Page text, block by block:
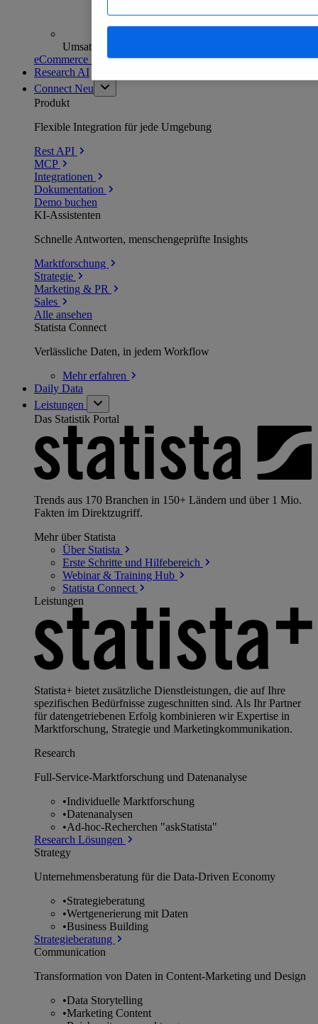
Umsatzanalysen und -prognosen
eCommerce Insights entdecken
Research AI
Connect Neu
Produkt
Flexible Integration für jede Umgebung
Rest API
MCP
Integrationen
Dokumentation
Demo buchen
KI-Assistenten
Schnelle Antworten, menschengeprüfte Insights
Marktforschung
Strategie
Marketing & PR
Sales
Alle ansehen
Statista Connect
Verlässliche Daten, in jedem Workflow
Mehrerfahren
Daily Data
Leistungen
Das Statistik Portal
Trends aus 170 Branchen in 150+ Ländern und über 1 Mio.
Fakten im Direktzugriff.
Mehr über Statista
Über Statista
Erste Schritte und Hilfebereich
Webinar & Training Hub
Statista Connect
Leistungen
Statista+ bietet zusätzliche Dienstleistungen, die auf Ihre
spezifischen Bedürfnisse zugeschnitten sind. Als Ihr Partner
für datengetriebenen Erfolg kombinieren wir Expertise in
Marktforschung, Strategie und Marketingkommunikation.
Research
Full-Service-Marktforschung und Datenanalyse
•Individuelle Marktforschung
•Datenanalysen
•Ad-hoc-Recherchen "askStatista"
Research Lösungen
Strategy
Unternehmens­beratung für die Data-Driven Economy
•Strategieberatung
•Wertgenerierung mit Daten
•Business Building
Strategieberatung
Communication
Transformation von Daten in Content-Marketing und Design
•Data Storytelling
•Marketing Content